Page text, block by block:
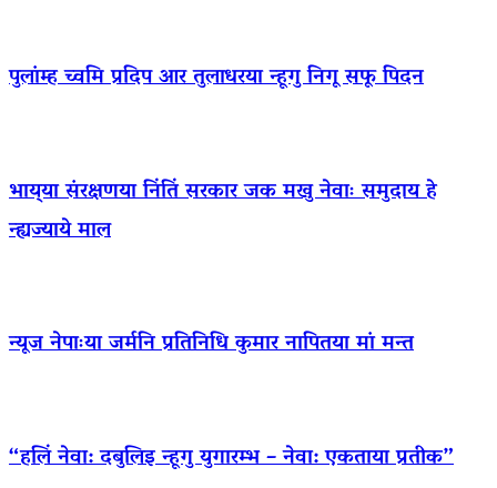
पुलांम्ह च्वमि प्रदिप आर तुलाधरया न्हूगु निगू सफू पिदन
भाय्‌या संरक्षणया निंतिं सरकार जक मखु नेवाः समुदाय हे
न्ह्यज्याये माल
न्यूज नेपाःया जर्मनि प्रतिनिधि कुमार नापितया मां मन्त
“हलिं नेवा: दबुलिइ न्हूगु युगारम्भ – नेवा: एकताया प्रतीक”